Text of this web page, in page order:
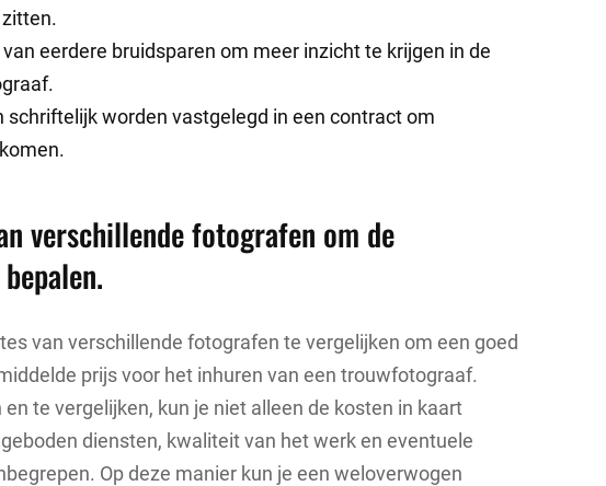
eerdere bruidsparen om meer inzicht te krijgen in de
schriftelijk worden vastgelegd in een contract om
verschillende fotografen om de
van verschillende fotografen te vergelijken om een goed
prijs voor het inhuren van een trouwfotograaf.
te vergelijken, kun je niet alleen de kosten in kaart
diensten, kwaliteit van het werk en eventuele
Op deze manier kun je een weloverwogen